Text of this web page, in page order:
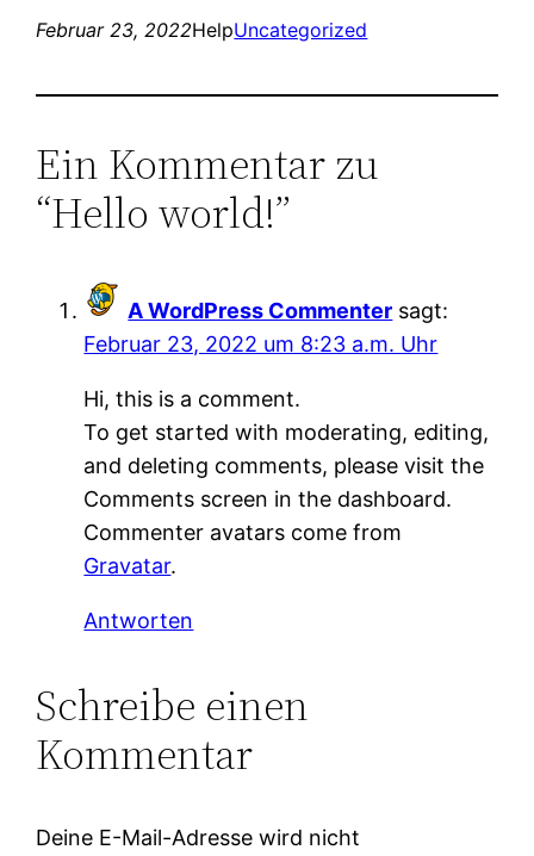
Februar 23, 2022HelpUncategorized
Ein Kommentar zu
“Hello world!”
A WordPress Commenter sagt:
Februar 23, 2022 um 8:23 a.m. Uhr
Hi, this is a comment.
To get started with moderating, editing,
and deleting comments, please visit the
Comments screen in the dashboard.
Commenter avatars come from
Gravatar.
Antworten
Schreibe einen
Kommentar
Deine E-Mail-Adresse wird nicht